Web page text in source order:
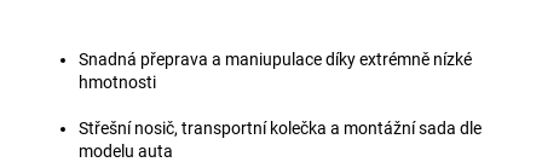
Snadná přeprava a maniupulace díky extrémně nízké
hmotnosti
Střešní nosič, transportní kolečka a montážní sada dle
modelu auta